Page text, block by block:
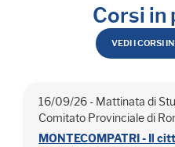
Corsi in
VEDI I CORSI
16/09/26 - Mattinata di
Comitato Provinciale di
MONTECOMPATRI - Il